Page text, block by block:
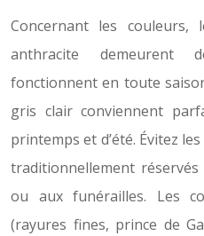
Concernant les
anthracite demeurent
fonctionnent en toute
gris clair conviennent
printemps et d’été. Évitez
traditionnellement
ou aux funérailles. Les
(rayures fines, prince de